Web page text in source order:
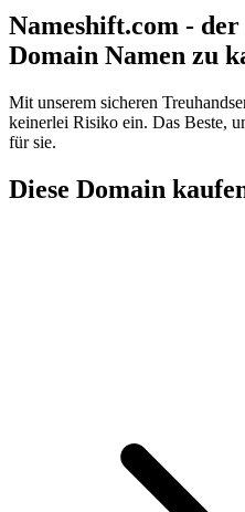
Nameshift.com -
Domain Namen zu
Mit unserem sicheren
keinerlei Risiko ein. Das Beste,
für sie.
Diese Domain